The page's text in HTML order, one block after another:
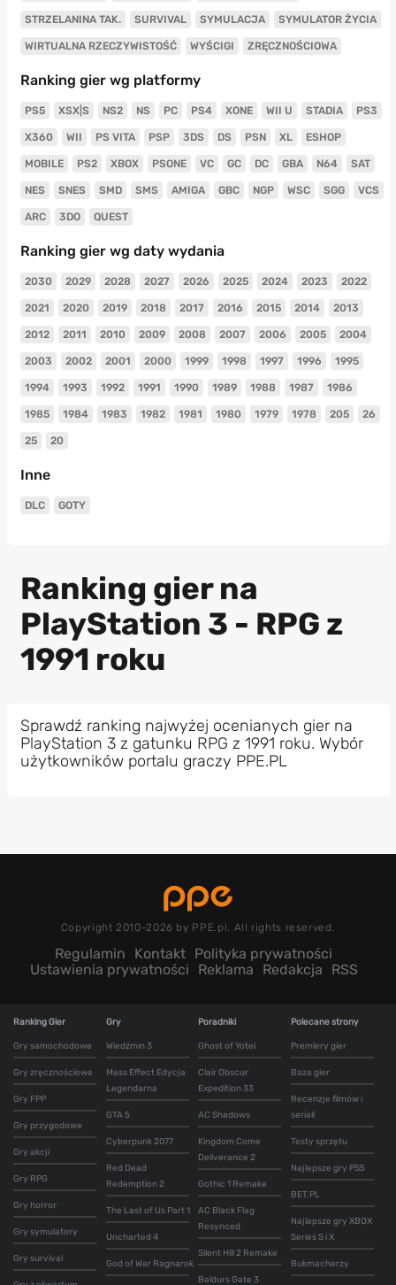
STRZELANINA TAK. SURVIVAL SYMULACJA SYMULATOR ŻYCIA
WIRTUALNA RZECZYWISTOŚĆ WYŚCIGI ZRĘCZNOŚCIOWA
Ranking gier wg platformy
PS5 XSX|S NS2 NS PC PS4 XONE WII U STADIA PS3
X360 WII PS VITA PSP 3DS DS PSN XL ESHOP
MOBILE PS2 XBOX PSONE VC GC DC GBA N64 SAT
NES SNES SMD SMS AMIGA GBC NGP WSC SGG VCS
ARC 3DO QUEST
Ranking gier wg daty wydania
2030 2029 2028 2027 2026 2025 2024 2023 2022
2021 2020 2019 2018 2017 2016 2015 2014 2013
2012 2011 2010 2009 2008 2007 2006 2005 2004
2003 2002 2001 2000 1999 1998 1997 1996 1995
1994 1993 1992 1991 1990 1989 1988 1987 1986
1985 1984 1983 1982 1981 1980 1979 1978 205 26
25 20
Inne
DLC GOTY
Ranking gier na
PlayStation 3 - RPG z
1991 roku
Sprawdź ranking najwyżej ocenianych gier na
PlayStation 3 z gatunku RPG z 1991 roku. Wybór
użytkowników portalu graczy PPE.PL
Copyright 2010-2026 by PPE.pl. All rights reserved.
Regulamin Kontakt Polityka prywatności
Ustawienia prywatności
Reklama Redakcja RSS
Ranking Gier
Gry samochodowe
Gry zręcznościowe
Gry FPP
Gry przygodowe
Gry akcji
Gry RPG
Gry horror
Gry symulatory
Gry survival
Gry
Wiedźmin 3
Mass Effect Edycja
Legendarna
GTA 5
Cyberpunk 2077
Red Dead
Redemption 2
The Last of Us Part 1
Uncharted 4
God of War Ragnarok
Poradniki
Ghost of Yotei
Clair Obscur
Expedition 33
AC Shadows
Kingdom Come
Deliverance 2
Gothic 1 Remake
AC Black Flag
Resynced
Silent Hill 2 Remake
Baldurs Gate 3
Polecane strony
Premiery gier
Baza gier
Recenzje filmów i
seriali
Testy sprzętu
Najlepsze gry PS5
BET.PL
Najlepsze gry XBOX
Series S i X
Bukmacherzy